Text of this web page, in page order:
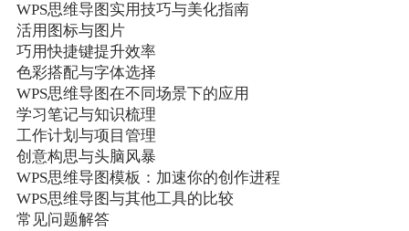
WPS思维导图实用技巧与美化指南
活用图标与图片
巧用快捷键提升效率
色彩搭配与字体选择
WPS思维导图在不同场景下的应用
学习笔记与知识梳理
工作计划与项目管理
创意构思与头脑风暴
WPS思维导图模板：加速你的创作进程
WPS思维导图与其他工具的比较
常见问题解答